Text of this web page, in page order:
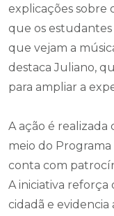
explicações sobre
que os estudantes
que vejam a
destaca Juliano,
para ampliar a
A ação é realizada
meio do
conta com
A iniciativa reforça
cidadã e